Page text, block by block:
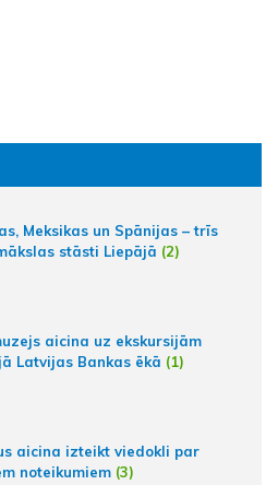
Meksikas un Spānijas – trīs
stāsti Liepājā (2)
aicina uz ekskursijām
Latvijas Bankas ēkā (1)
aicina izteikt viedokli par
noteikumiem (3)